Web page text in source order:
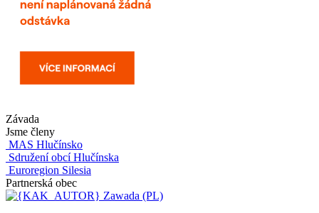
Závada
Jsme členy
MAS Hlučínsko
Sdružení obcí Hlučínska
Euroregion Silesia
Partnerská obec
Zawada (PL)